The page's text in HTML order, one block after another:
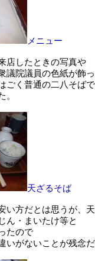
メニュー
店したときの写真や
議院議員の色紙が飾
ごく普通の二八そばで
。
天ざるそば
い方だとは思うが、
ん・まいたけ等と
たので
いがないことが残念